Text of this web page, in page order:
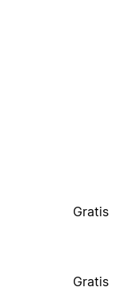
Gratis
Gratis